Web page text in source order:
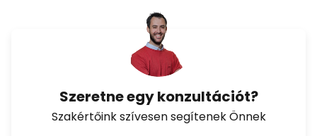
Szeretne egy konzultációt?
Szakértőink szívesen segítenek Önnek